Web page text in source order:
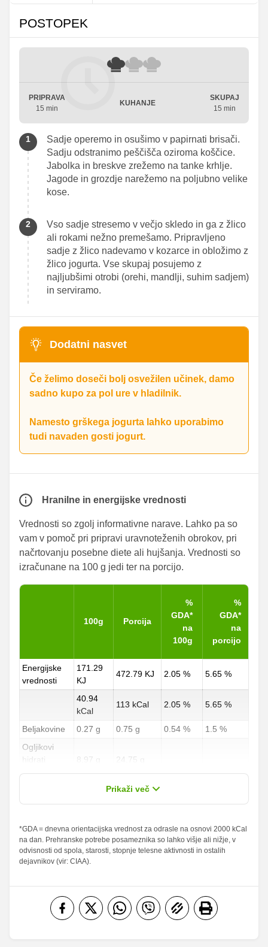
POSTOPEK
PRIPRAVA
15 min
KUHANJE
SKUPAJ
15 min
Sadje operemo in osušimo v papirnati brisači.
Sadju odstranimo peščišča oziroma koščice.
Jabolka in breskve zrežemo na tanke krhlje.
Jagode in grozdje narežemo na poljubno velike
kose.
Vso sadje stresemo v večjo skledo in ga z žlico
ali rokami nežno premešamo. Pripravljeno
sadje z žlico nadevamo v kozarce in obložimo z
žlico jogurta. Vse skupaj posujemo z
najljubšimi otrobi (orehi, mandlji, suhim sadjem)
in serviramo.
Dodatni nasvet
Če želimo doseči bolj osvežilen učinek, damo
sadno kupo za pol ure v hladilnik.
Namesto grškega jogurta lahko uporabimo
tudi navaden gosti jogurt.
Hranilne in energijske vrednosti
Vrednosti so zgolj informativne narave. Lahko pa so
vam v pomoč pri pripravi uravnoteženih obrokov, pri
načrtovanju posebne diete ali hujšanja. Vrednosti so
izračunane na 100 g jedi ter na porcijo.
100g Porcija
%
GDA*
na
100g
%
GDA*
na
porcijo
Energijske
vrednosti
171.29
KJ
472.79 KJ 2.05 % 5.65 %
40.94
kCal
113 kCal 2.05 % 5.65 %
Beljakovine 0.27 g 0.75 g 0.54 %
1.5 %
Ogljikovi
hidrati
8.97 g 24.75 g
15.75 g
3.32 % 9.17 %
od teh
nasičene
maščobne
0 g
0 g
0 g 0 % 0 %
0.36 g 1 g 1.44 %
4 %
Folna kislina
0 g
0 g
Prikaži več
*GDA = dnevna orientacijska vrednost za odrasle na osnovi 2000 kCal
na dan. Prehranske potrebe posameznika so lahko višje ali nižje, v
odvisnosti od spola, starosti, stopnje telesne aktivnosti in ostalih
dejavnikov (vir: CIAA).